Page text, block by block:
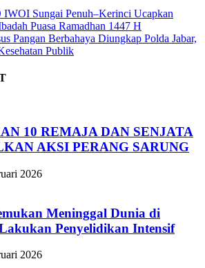
IWOI Sungai Penuh–Kerinci Ucapkan
Puasa Ramadhan 1447 H
Pangan Berbahaya Diungkap Polda Jabar,
Publik
10 REMAJA DAN SENJATA
AKSI PERANG SARUNG
2026
Meninggal Dunia di
Penyelidikan Intensif
2026